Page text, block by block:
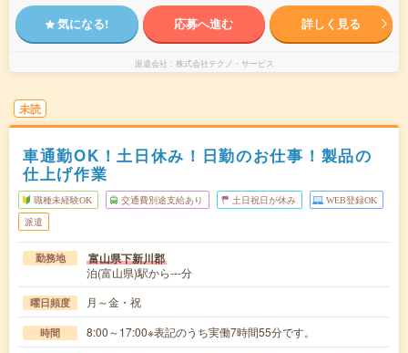
気になる! 応募へ進む 詳しく見る
派遣会社 株式会社テクノ・サービス
未読
車通勤OK！土日休み！日勤のお仕事！製品の
仕上げ作業
職種未経験OK 交通費別途支給あり 土日祝日が休み WEB登録OK
派遣
勤務地 富山県下新川郡
泊(富山県)駅から---分
曜日頻度 月～金・祝
時間 8:00～17:00※表記のうち実働7時間55分です。